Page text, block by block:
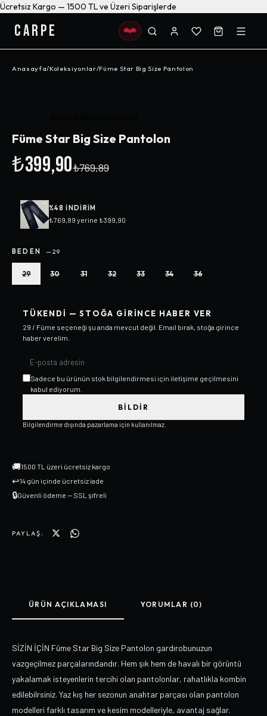
Ücretsiz Kargo — 1500 TL ve Üzeri Siparişlerde
CARPE
Anasayfa/Koleksiyonlar/Füme Star Big Size Pantolon
Füme Star Big Size Pantolon
₺399,90₺769,89
%48 INDIRIM
₺769,89 yerine ₺399,90
BEDEN —29
29 30 31 32 33 34 36
TÜKENDI — STOĞA GIRINCE HABER VER
29 / Füme seçeneği şu anda mevcut değil. Email bırak, stoğa girince
haber verelim.
Sadece bu ürünün stok bilgilendirmesi için iletişime geçilmesini
kabul ediyorum.
BILDIR
Bilgilendirme dışında pazarlama için kullanılmaz.
🚚1500 TL üzeri ücretsiz kargo
↩14 gün içinde ücretsiz iade
🔒Güvenli ödeme — SSL şifreli
PAYLAŞ:
ÜRÜN AÇIKLAMASI YORUMLAR (0)
SİZİN İÇİN Füme Star Big Size Pantolon gardırobunuzun
vazgeçilmez parçalarındandır. Hem şık hem de havalı bir görüntü
yakalamak isteyenlerin tercihi olan pantolonlar, rahatlıkla kombin
edilebilrsiniz. Yaz kış her sezonun anahtar parçası olan pantolon
modelleri farklı tasarım ve kesim modelleriyle, avantaj sağlar.